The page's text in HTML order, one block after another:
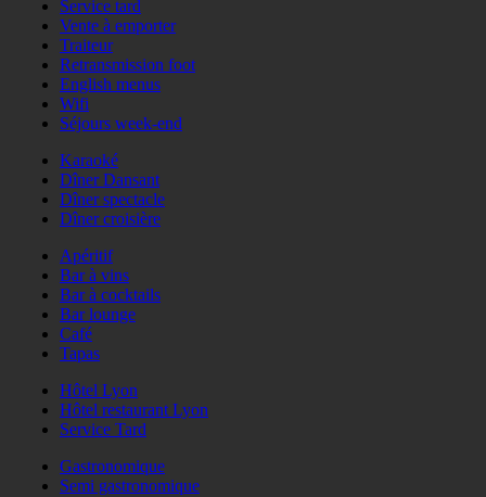
Service tard
Vente à emporter
Traiteur
Retransmission foot
English menus
Wifi
Séjours week-end
Karaoké
Dîner Dansant
Dîner spectacle
Dîner croisière
Apéritif
Bar à vins
Bar à cocktails
Bar lounge
Café
Tapas
Hôtel Lyon
Hôtel restaurant Lyon
Service Tard
Gastronomique
Semi gastronomique